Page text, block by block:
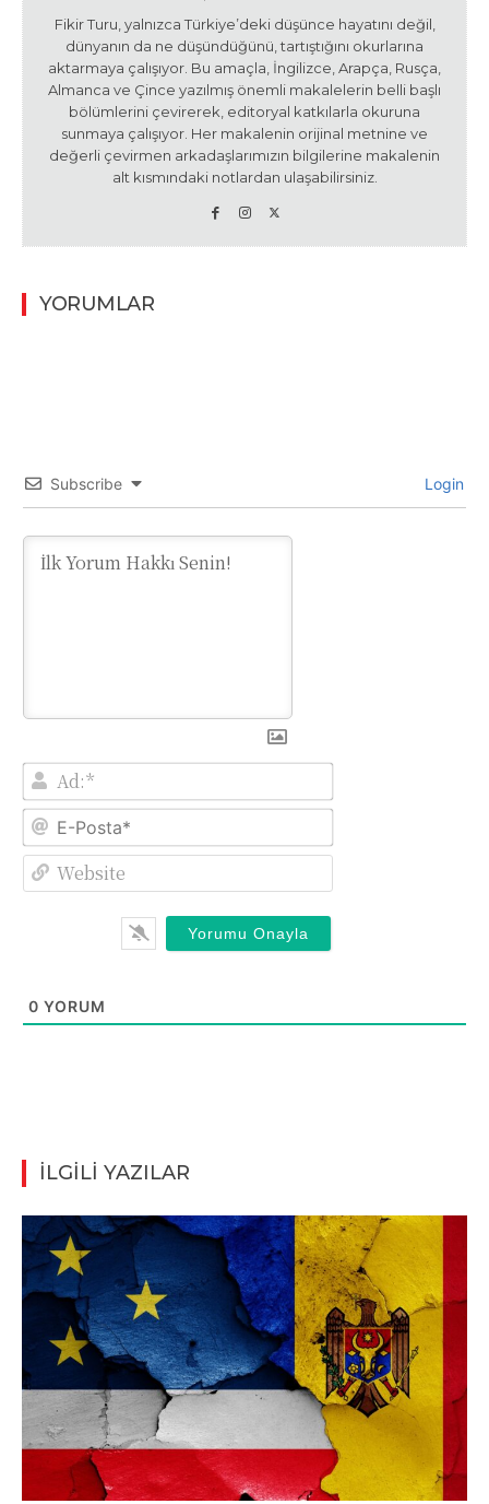
Fikir Turu, yalnızca Türkiye’deki düşünce hayatını değil,
dünyanın da ne düşündüğünü, tartıştığını okurlarına
aktarmaya çalışıyor. Bu amaçla, İngilizce, Arapça, Rusça,
Almanca ve Çince yazılmış önemli makalelerin belli başlı
bölümlerini çevirerek, editoryal katkılarla okuruna
sunmaya çalışıyor. Her makalenin orijinal metnine ve
değerli çevirmen arkadaşlarımızın bilgilerine makalenin
alt kısmındaki notlardan ulaşabilirsiniz.
YORUMLAR
Subscribe Login
Ad:*
E-
0 YORUM
İLGİLİ YAZILAR